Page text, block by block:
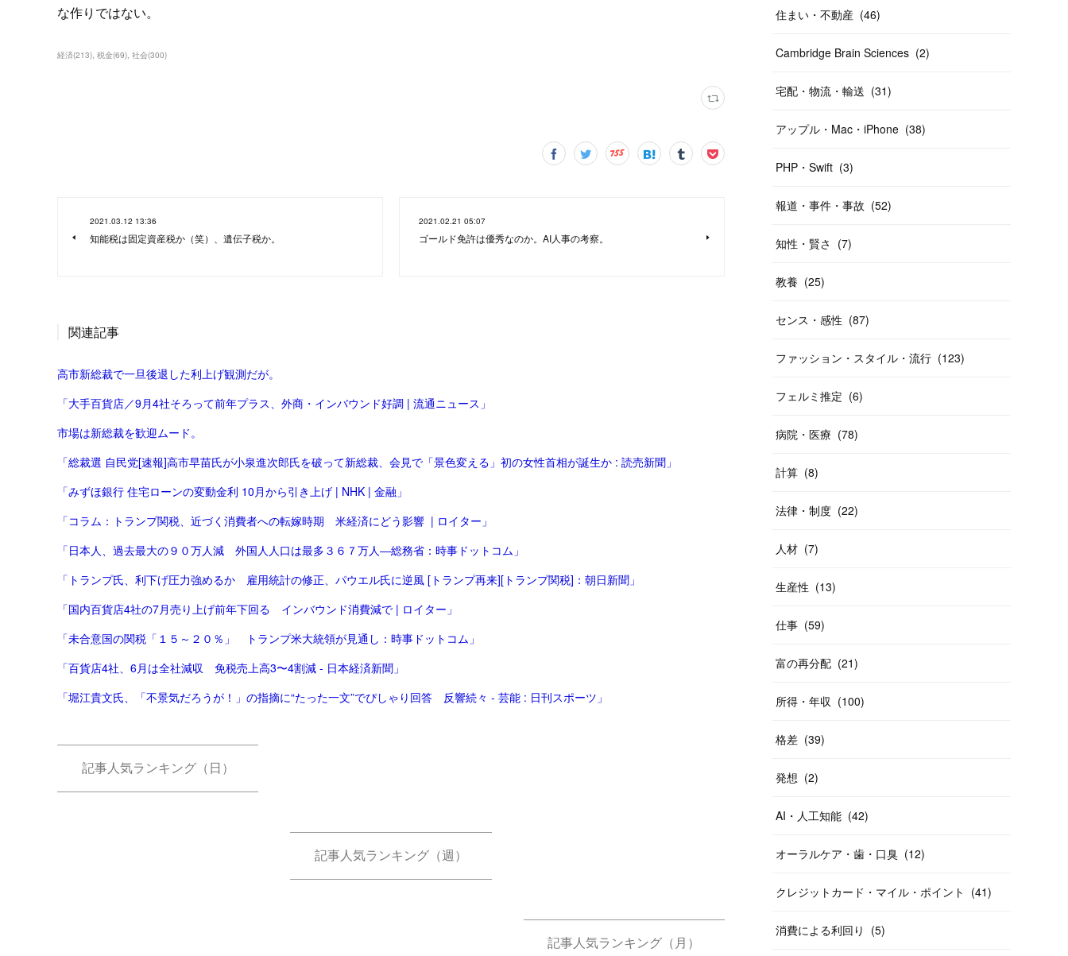
な作りではない。
経済(213) 税金(69) 社会(300)
2021.03.12 13:36
知能税は固定資産税か（笑）、遺伝子税か。
2021.02.21 05:07
ゴールド免許は優秀なのか。AI人事の考察。
関連記事
高市新総裁で一旦後退した利上げ観測だが。
「大手百貨店／9月4社そろって前年プラス、外商・インバウンド好調 | 流通ニュース」
市場は新総裁を歓迎ムード。
「総裁選 自民党[速報]高市早苗氏が小泉進次郎氏を破って新総裁、会見で「景色変える」初の女性首相が誕生か : 読売新聞」
「みずほ銀行 住宅ローンの変動金利 10月から引き上げ | NHK | 金融」
「コラム：トランプ関税、近づく消費者への転嫁時期 米経済にどう影響 | ロイター」
「日本人、過去最大の９０万人減 外国人人口は最多３６７万人―総務省：時事ドットコム」
「トランプ氏、利下げ圧力強めるか 雇用統計の修正、パウエル氏に逆風 [トランプ再来][トランプ関税]：朝日新聞」
「国内百貨店4社の7月売り上げ前年下回る インバウンド消費減で | ロイター」
「未合意国の関税「１５～２０％」 トランプ米大統領が見通し：時事ドットコム」
「百貨店4社、6月は全社減収 免税売上高3〜4割減 - 日本経済新聞」
「堀江貴文氏、「不景気だろうが！」の指摘に“たった一文”でぴしゃり回答 反響続々 - 芸能 : 日刊スポーツ」
記事人気ランキング（日）
記事人気ランキング（週）
記事人気ランキング（月）
住まい・不動産 (46)
Cambridge Brain Sciences (2)
宅配・物流・輸送 (31)
アップル・Mac・iPhone (38)
PHP・Swift (3)
報道・事件・事故 (52)
知性・賢さ (7)
教養 (25)
センス・感性 (87)
ファッション・スタイル・流行 (123)
フェルミ推定 (6)
病院・医療 (78)
計算 (8)
法律・制度 (22)
人材 (7)
生産性 (13)
仕事 (59)
富の再分配 (21)
所得・年収 (100)
格差 (39)
発想 (2)
AI・人工知能 (42)
オーラルケア・歯・口臭 (12)
クレジットカード・マイル・ポイント (41)
消費による利回り (5)